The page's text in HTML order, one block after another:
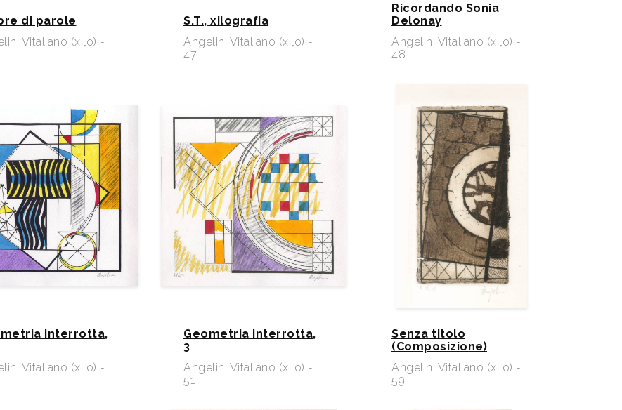
di parole
Vitaliano (xilo) -
S.T., xilografia
Angelini Vitaliano (xilo) -
47
Ricordando Sonia
Delonay
Angelini Vitaliano (xilo) -
48
interrotta,
Vitaliano (xilo) -
Geometria interrotta,
3
Angelini Vitaliano (xilo) -
51
Senza titolo
(Composizione)
Angelini Vitaliano (xilo) -
59